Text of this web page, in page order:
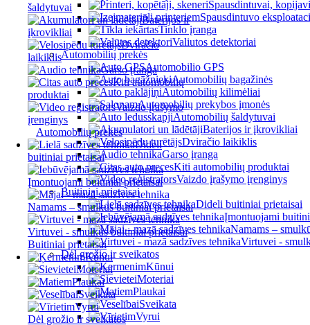
šaldytuvai
Baterijos ir
įkrovikliai
Dviračio
laikiklis
Garso įranga
Kiti automobilių
produktai
Vaizdo įrašymo
įrenginys
Automobilių prekės
Dideli
buitiniai prietaisai
Įmontuojami buitiniai prietaisai
Namams – smulkūs buitiniai prietaisai
Virtuvei - smulkūs buitiniai prietaisai
Buitiniai prietaisai
Kūnui
Moteriai
Plaukai
Sveikata
Vyrui
Dėl grožio ir sveikatos
Spausdintuvai,
Spausdintuvo
Tinklo įranga
Valiutos detektoriai
Automobilių prekės
Automobilio GPS
Automobilių bagažinės
Automobilių kilimėliai
Automobilių prekybos įmonės
Automobilių šaldytuvai
Baterijos ir įkrovikliai
Dviračio laikiklis
Garso įranga
Kiti automobilių produktai
Vaizdo įrašymo įrenginys
Buitiniai prietaisai
Dideli buitiniai prietaisai
Įmontuojami
Namams –
Virtuvei -
Dėl grožio ir sveikatos
Kūnui
Moteriai
Plaukai
Sveikata
Vyrui